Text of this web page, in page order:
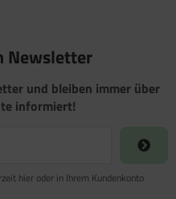
Newsletter
und bleiben immer über
informiert!
hier oder in Ihrem Kundenkonto